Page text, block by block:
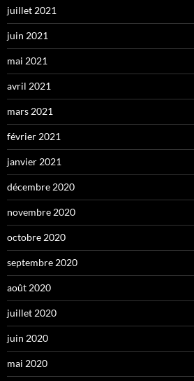
juillet 2021
juin 2021
mai 2021
avril 2021
mars 2021
février 2021
janvier 2021
décembre 2020
novembre 2020
octobre 2020
septembre 2020
août 2020
juillet 2020
juin 2020
mai 2020